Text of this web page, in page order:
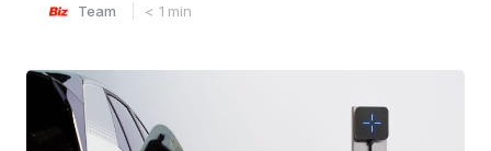
Team < 1 min